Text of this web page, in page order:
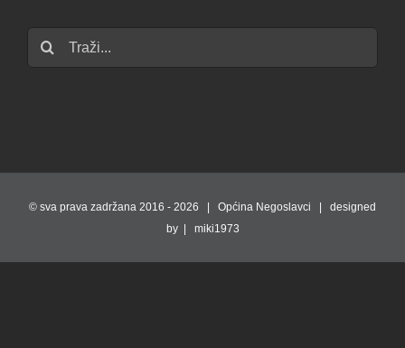
Traži...
© sva prava zadržana 2016 - 2026 | Općina Negoslavci | designed
by | miki1973